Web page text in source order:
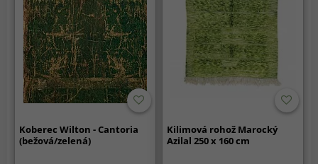
Koberec Wilton - Cantoria
(bežová/zelená)
Kilimová rohož Marocký
Azilal 250 x 160 cm